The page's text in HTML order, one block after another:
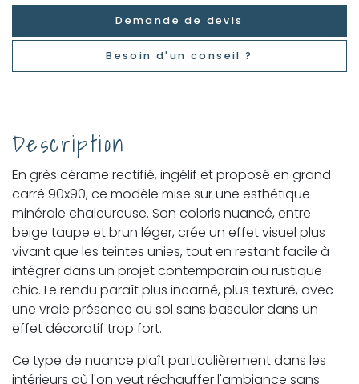
Demande de devis
Besoin d'un conseil ?
Description
En grès cérame rectifié, ingélif et proposé en grand
carré 90x90, ce modèle mise sur une esthétique
minérale chaleureuse. Son coloris nuancé, entre
beige taupe et brun léger, crée un effet visuel plus
vivant que les teintes unies, tout en restant facile à
intégrer dans un projet contemporain ou rustique
chic. Le rendu paraît plus incarné, plus texturé, avec
une vraie présence au sol sans basculer dans un
effet décoratif trop fort.
Ce type de nuance plaît particulièrement dans les
intérieurs où l'on veut réchauffer l'ambiance sans